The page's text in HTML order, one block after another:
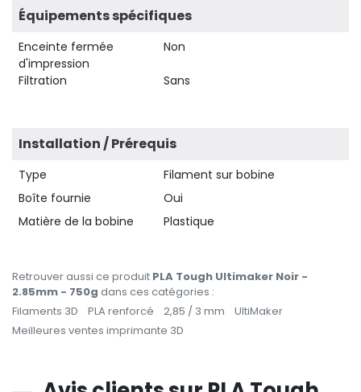
Équipements spécifiques
Enceinte fermée
d'impression
Non
Filtration Sans
Installation / Prérequis
Type
Filament sur bobine
Boîte fournie
Oui
Matière de la bobine
Plastique
Retrouver aussi ce produit PLA Tough Ultimaker Noir -
2.85mm - 750g dans ces catégories :
Filaments 3D
PLA renforcé 2,85 / 3 mm
UltiMaker
Meilleures ventes imprimante 3D